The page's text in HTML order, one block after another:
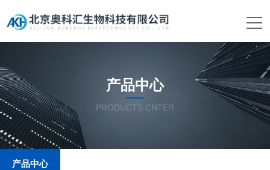
产品中心
PRODUCTS CNTER
产品中心